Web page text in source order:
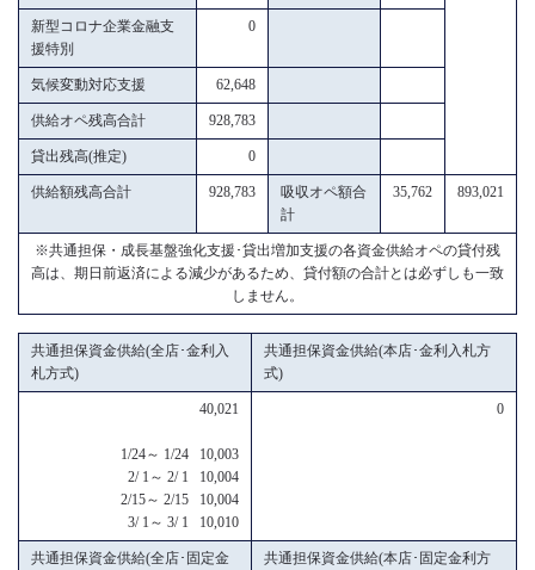
新型コロナ企業金融支
援特別
0
気候変動対応支援 62,648
供給オペ残高合計 928,783
貸出残高(推定) 0
供給額残高合計 928,783
吸収オペ額合
計
35,762 893,021
※共通担保・成長基盤強化支援･貸出増加支援の各資金供給オペの貸付残
高は、期日前返済による減少があるため、貸付額の合計とは必ずしも一致
しません。
共通担保資金供給(全店･金利入
札方式)
共通担保資金供給(本店･金利入札方
式)
40,021
1/24～ 1/24 10,003
2/ 1～ 2/ 1 10,004
2/15～ 2/15 10,004
3/ 1～ 3/ 1 10,010
0
共通担保資金供給(全店･固定金
共通担保資金供給(本店･固定金利方